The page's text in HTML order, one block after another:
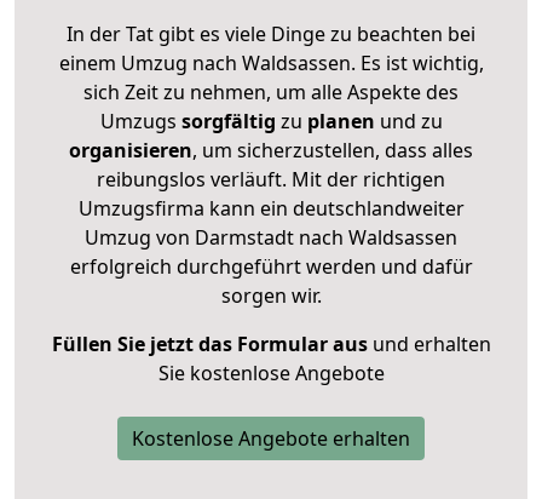
In der Tat gibt es viele Dinge zu beachten bei
einem Umzug nach Waldsassen. Es ist wichtig,
sich Zeit zu nehmen, um alle Aspekte des
Umzugs sorgfältig zu planen und zu
organisieren, um sicherzustellen, dass alles
reibungslos verläuft. Mit der richtigen
Umzugsfirma kann ein deutschlandweiter
Umzug von Darmstadt nach Waldsassen
erfolgreich durchgeführt werden und dafür
sorgen wir.
Füllen Sie jetzt das Formular ausund erhalten
Sie kostenlose Angebote
Kostenlose Angebote erhalten